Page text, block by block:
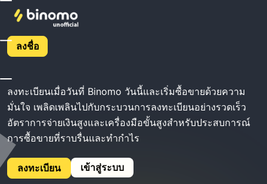
ลงชื่อ
โฮม Binomo ลงทะเบียน
Binomo ลงทะเบียน
ลงทะเบียนเมื่อวันที่ Binomo วันนี้และเริ่มซื้อขายด้วยความ
มั่นใจ เพลิดเพลินไปกับกระบวนการลงทะเบียนอย่างรวดเร็ว
อัตราการจ่ายเงินสูงและเครื่องมือขั้นสูงสำหรับประสบการณ์
การซื้อขายที่ราบรื่นและทำกำไร
ลงทะเบียน เข้าสู่ระบบ